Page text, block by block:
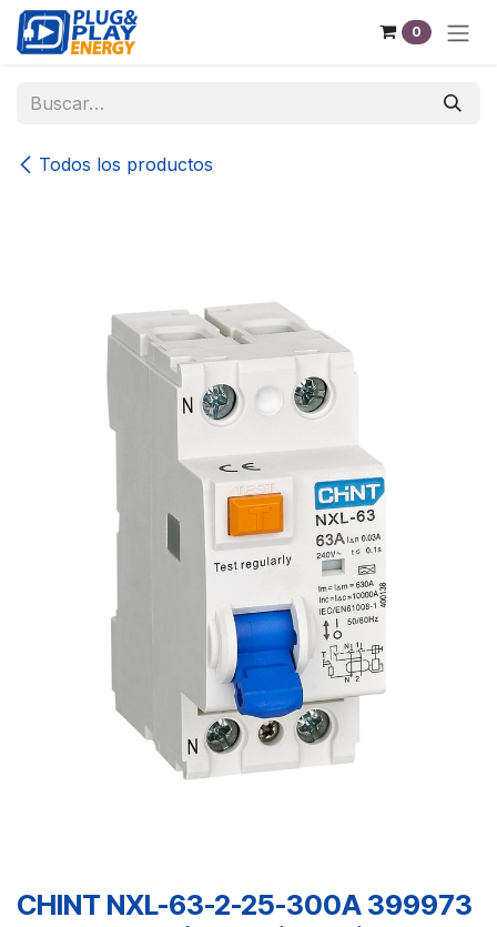
Ir al contenido
0
Todos los productos
CHINT NXL-63-2-25-300A 399973